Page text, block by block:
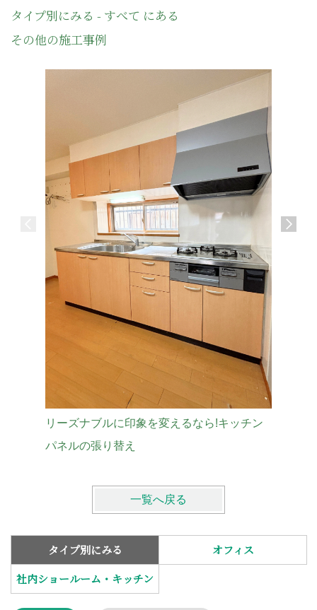
タイプ別にみる - すべて にある
その他の施工事例
リーズナブルに印象を変えるなら!キッチン
パネルの張り替え
一覧へ戻る
タイプ別にみる
オフィス
社内ショールーム・キッチン